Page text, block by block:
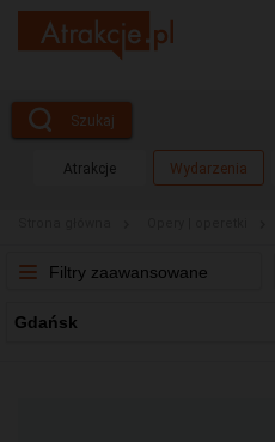
Szukaj
Atrakcje Wydarzenia
Filtry zaawansowane
Gdańsk